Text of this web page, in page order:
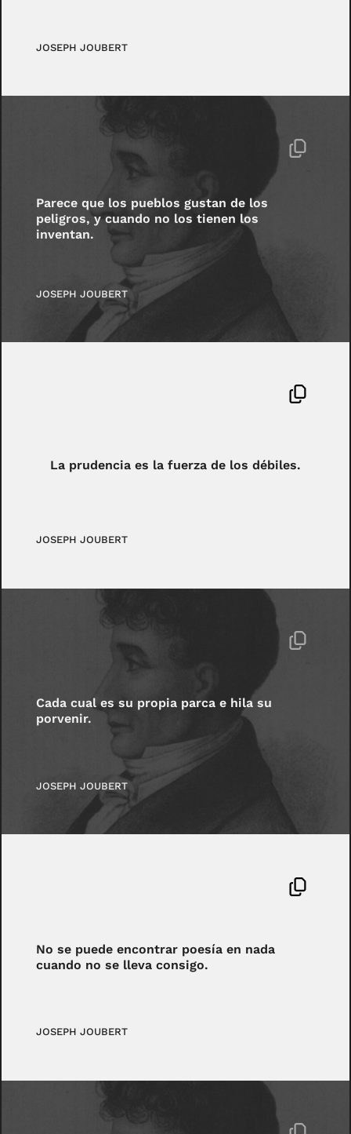
JOSEPH JOUBERT
Parece que los pueblos gustan de los
peligros, y cuando no los tienen los
inventan.
JOSEPH JOUBERT
La prudencia es la fuerza de los débiles.
JOSEPH JOUBERT
Cada cual es su propia parca e hila su
porvenir.
JOSEPH JOUBERT
No se puede encontrar poesía en nada
cuando no se lleva consigo.
JOSEPH JOUBERT